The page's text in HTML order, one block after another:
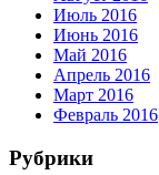
Июль 2016
Июнь 2016
Май 2016
Апрель 2016
Март 2016
Февраль 2016
Рубрики